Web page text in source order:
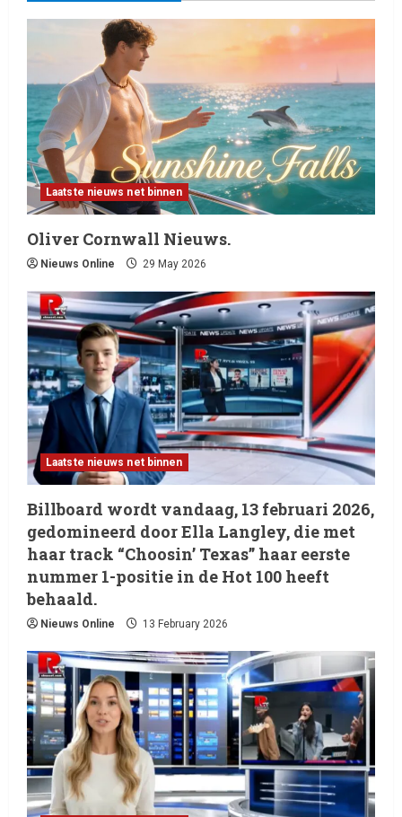
Laatste nieuws net binnen
Oliver Cornwall Nieuws.
Nieuws Online 29 May 2026
Laatste nieuws net binnen
Billboard wordt vandaag, 13 februari 2026,
gedomineerd door Ella Langley, die met
haar track “Choosin’ Texas” haar eerste
nummer 1-positie in de Hot 100 heeft
behaald.
Nieuws Online 13 February 2026
2
februari 2026, gedomineerd
door Ella Langley, die met haar
track “Choosin’ Texas” haar
eerste nummer 1-positie in de
Hot 100 heeft behaald.
13 February 2026
3
Laatste nieuws net binnen
Het belangrijkste
entertainmentnieuws van
vandaag, 12 februari 2026.
12 February 2026